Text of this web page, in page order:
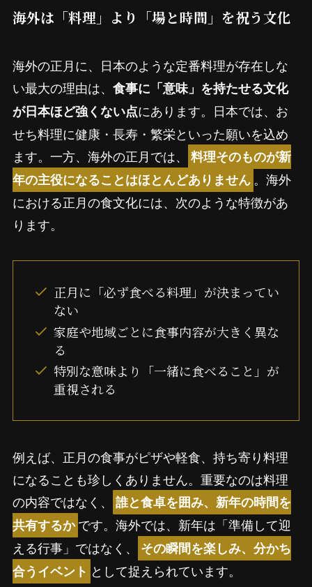
海外は「料理」より「場と時間」を祝う文化
海外の正月に、日本のような定番料理が存在しな
い最大の理由は、 食事に「意味」を持たせる文化
が日本ほど強くない点にあります。日本では、お
せち料理に健康・長寿・繁栄といった願いを込め
ます。一方、海外の正月では、
料理そのものが新
年の主役になることはほとんどありません 。海外
における正月の食文化には、次のような特徴があ
ります。
正月に「必ず食べる料理」が決まってい
ない
家庭や地域ごとに食事内容が大きく異な
る
特別な意味より「一緒に食べること」が
重視される
例えば、正月の食事がピザや軽食、持ち寄り料理
になることも珍しくありません。重要なのは料理
の内容ではなく、
誰と食卓を囲み、新年の時間を
共有するかです。海外では、新年は「準備して迎
える行事」ではなく、
その瞬間を楽しみ、分かち
合うイベント として捉えられています。